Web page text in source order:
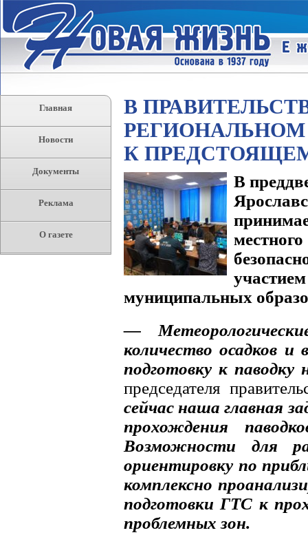
Главная
Новости
Документы
Реклама
О газете
В
К
В
муниципальных
—
количество осадков
подготовку к паводку
председателя
сейчас наша главная
прохождения
Возможности для
ориентировку по
комплексно
подготовки ГТС к
проблемных зон.